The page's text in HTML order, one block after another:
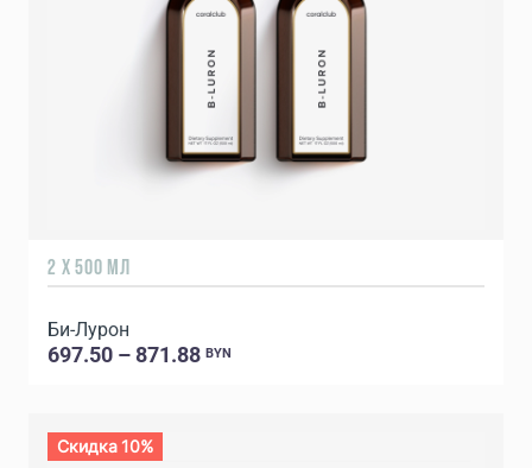
2 Х 500 МЛ
Би-Лурон
697.50 – 871.88 BYN
Скидка 10%